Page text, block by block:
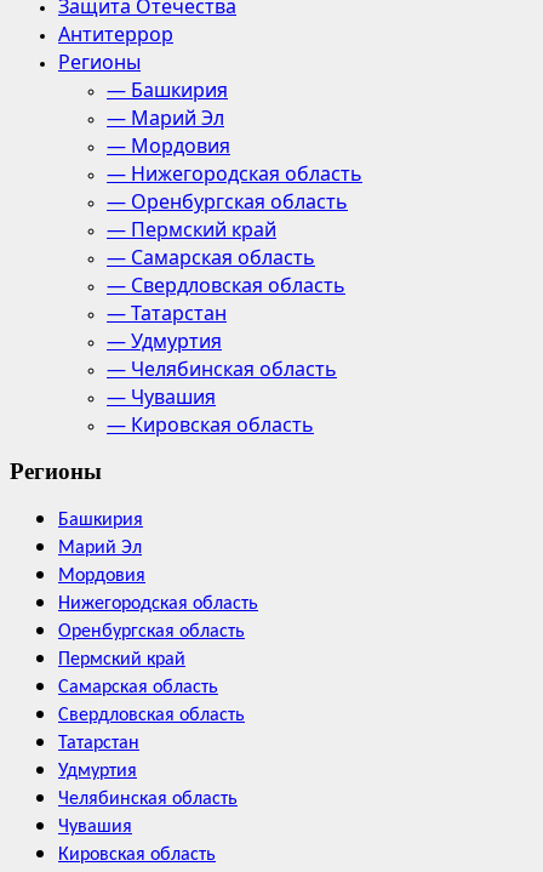
Защита Отечества
Антитеррор
Регионы
— Башкирия
— Марий Эл
— Мордовия
— Нижегородская область
— Оренбургская область
— Пермский край
— Самарская область
— Свердловская область
— Татарстан
— Удмуртия
— Челябинская область
— Чувашия
— Кировская область
Регионы
Башкирия
Марий Эл
Мордовия
Нижегородская область
Оренбургская область
Пермский край
Самарская область
Свердловская область
Татарстан
Удмуртия
Челябинская область
Чувашия
Кировская область